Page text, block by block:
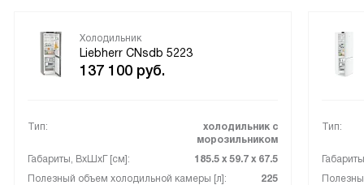
Холодильник
Liebherr CNsdb 5223
137 100 руб.
Тип:
холодильник с
морозильником
Габариты, ВxШxГ [см]:
185.5 х 59.7 х 67.5
Полезный объем холодильной камеры [л]:
225
Тип: